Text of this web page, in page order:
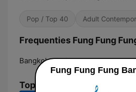
Pop / Top 40 Adult
Frequenties Fung Fung
Bangkok: Online
Top nummers